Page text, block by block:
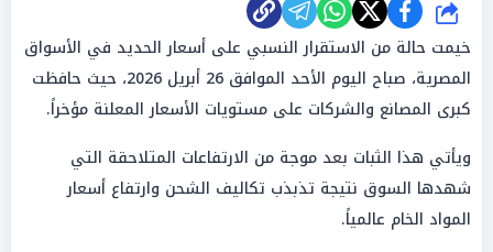
شارك
خيمت حالة من الاستقرار النسبي على أسعار الحديد في الأسواق
المصرية، صباح اليوم الأحد الموافق 26 أبريل 2026، حيث حافظت
كبرى المصانع والشركات على مستويات الأسعار المعلنة مؤخراً.
ويأتي هذا الثبات بعد موجة من الارتفاعات المتلاحقة التي
شهدها السوق نتيجة تذبذب تكاليف الشحن وارتفاع أسعار
المواد الخام عالمياً.